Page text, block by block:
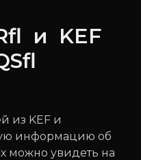
и KEF
из KEF и
информацию об
можно увидеть на